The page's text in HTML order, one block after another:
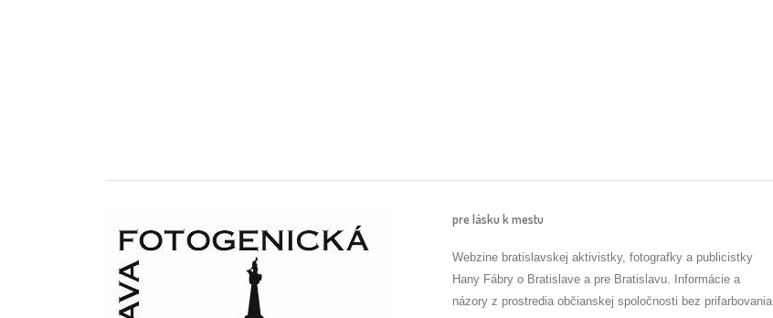
pre lásku k mestu
Webzine bratislavskej aktivistky, fotografky a publicistky
Hany Fábry o Bratislave a pre Bratislavu. Informácie a
názory z prostredia občianskej spoločnosti bez prifarbovania